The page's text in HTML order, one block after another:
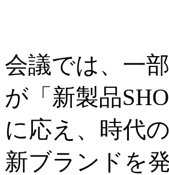
会議では、一
が「新製品
に応え、時代
新ブランドを